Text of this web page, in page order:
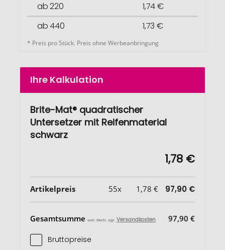
ab 220
1,74 €
ab 440
1,73 €
* Preis pro Stück. Preis ohne Werbeanbringung
Ihre Kalkulation
Brite-Mat® quadratischer
Untersetzer mit Reifenmaterial
schwarz
1,78 €
Artikelpreis 55x 1,78 € 97,90 €
Gesamtsumme exkl. MwSt. zzgl. Versandkosten 97,90 €
Bruttopreise